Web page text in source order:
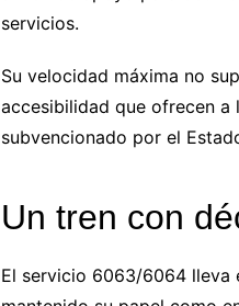
servicios.
Su velocidad máxima no
accesibilidad que ofrecen a
subvencionado por el
Un tren con
El servicio 6063/6064 lleva